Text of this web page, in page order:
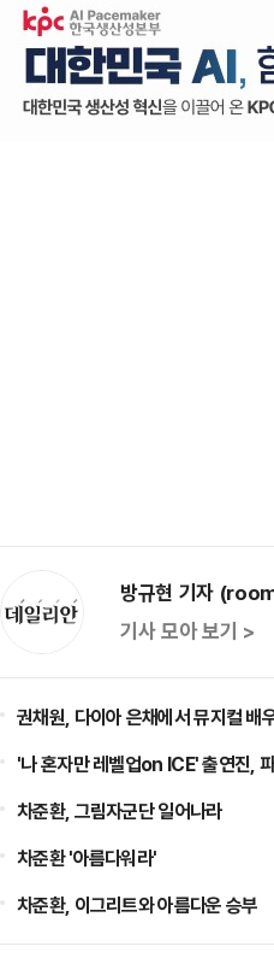
방규현 기자
기사 모아 보기 >
권채원, 다이아 은채에서 뮤지컬 배
'나 혼자만 레벨업on ICE' 출연진,
차준환, 그림자군단 일어나라
차준환 '아름다워라'
차준환, 이그리트와 아름다운 승부